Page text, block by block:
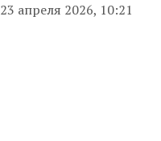
23 апреля 2026, 10:21